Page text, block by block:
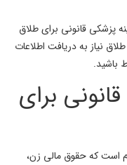
پزشکی قانونی برای طلاق
نیاز به دریافت اطلاعات
باشید.
برای
است که حقوق مالی زن،